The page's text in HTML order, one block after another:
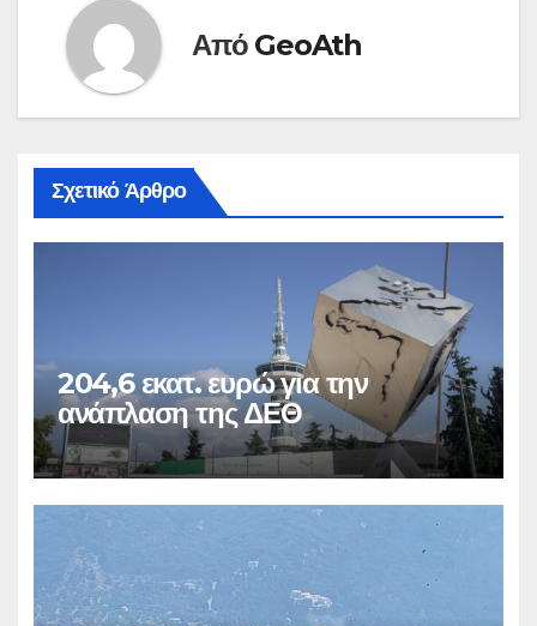
Από GeoAth
Σχετικό Άρθρο
204,6 εκατ. ευρώ για την
ανάπλαση της ΔΕΘ